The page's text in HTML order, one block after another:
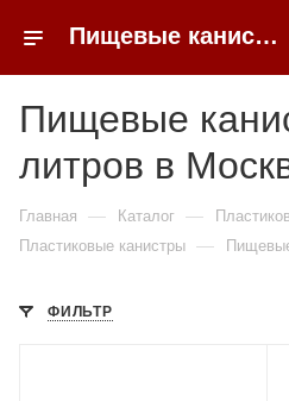
Пищевые канистры 25 литров недорого в Москве | 0FFER
Пищевые
литров в
Главная — Каталог —
Пластиковые канистры —
ФИЛЬТР